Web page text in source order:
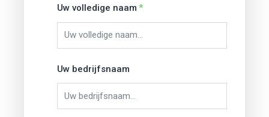
Uw volledige naam
Uw bedrijfsnaam